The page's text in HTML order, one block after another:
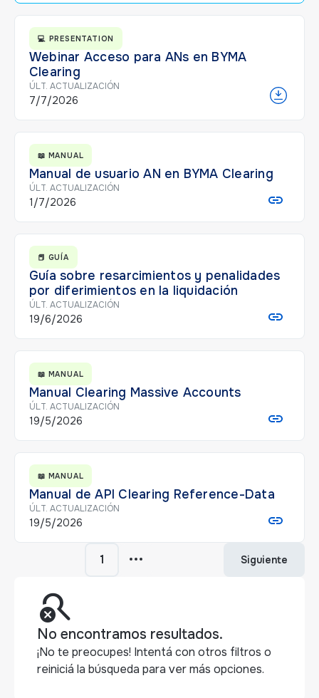
💻 PRESENTATION
Webinar Acceso para ANs en BYMA
Clearing
ÚLT. ACTUALIZACIÓN
7/7/2026
📖 MANUAL
Manual de usuario AN en BYMA Clearing
ÚLT. ACTUALIZACIÓN
1/7/2026
📕 GUÍA
Guía sobre resarcimientos y penalidades
por diferimientos en la liquidación
ÚLT. ACTUALIZACIÓN
19/6/2026
📖 MANUAL
Manual Clearing Massive Accounts
ÚLT. ACTUALIZACIÓN
19/5/2026
📖 MANUAL
Manual de API Clearing Reference-Data
ÚLT. ACTUALIZACIÓN
19/5/2026
1 Siguiente
search_off
No encontramos resultados.
¡No te preocupes! Intentá con otros filtros o
reiniciá la búsqueda para ver más opciones.